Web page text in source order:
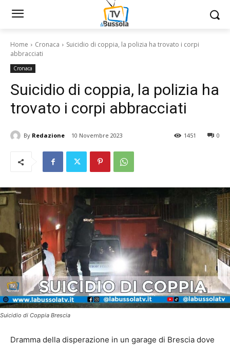
Home Cronaca
Suicidio di coppia, la polizia ha trovato i corpi
abbracciati
Cronaca
Suicidio di coppia, la polizia ha
trovato i corpi abbracciati
By Redazione 10 Novembre 2023 0
1451
Suicidio di Coppia Brescia
Dramma della disperazione in un garage di Brescia dove